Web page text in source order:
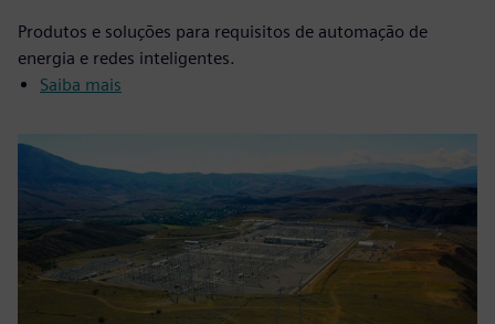
Produtos e soluções para requisitos de automação de
energia e redes inteligentes.
Saiba mais